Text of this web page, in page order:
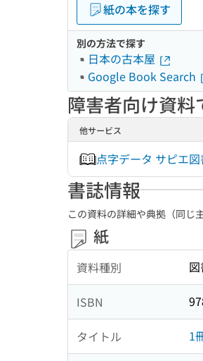
紙の本を探す
別の方法で探す
日本の古本屋
Google Book Search
障害者向け資料
他サービス
点字データ サピエ
書誌情報
この資料の詳細や典拠（同じ
紙
資料種別
ISBN
タイトル 1